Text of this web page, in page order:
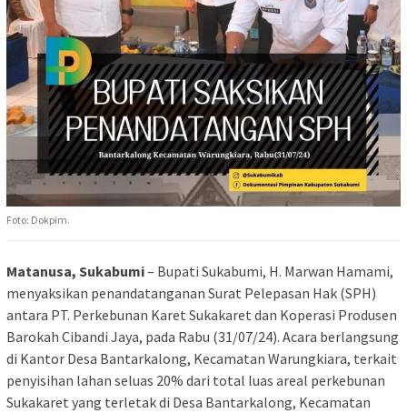
Foto: Dokpim.
Matanusa, Sukabumi– Bupati Sukabumi, H. Marwan Hamami,
menyaksikan penandatanganan Surat Pelepasan Hak (SPH)
antara PT. Perkebunan Karet Sukakaret dan Koperasi Produsen
Barokah Cibandi Jaya, pada Rabu (31/07/24). Acara berlangsung
di Kantor Desa Bantarkalong, Kecamatan Warungkiara, terkait
penyisihan lahan seluas 20% dari total luas areal perkebunan
Sukakaret yang terletak di Desa Bantarkalong, Kecamatan